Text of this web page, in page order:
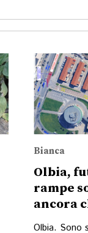
Bianca
Olbia,
rampe
ancora
Olbia. Sono